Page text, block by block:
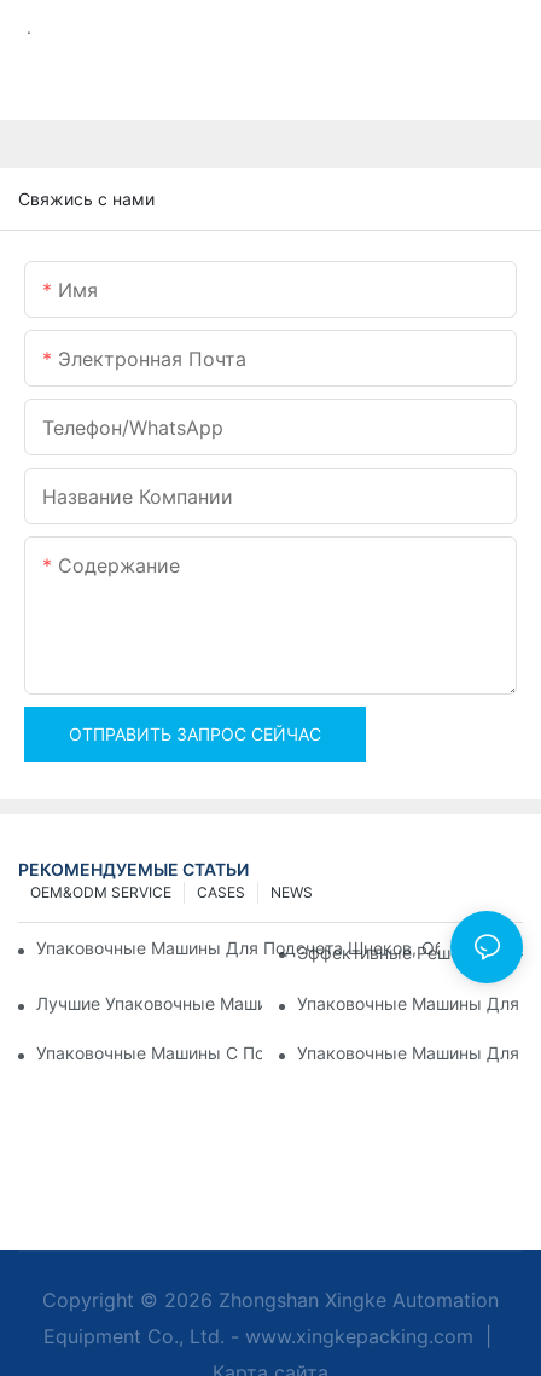
.
Свяжись с нами
Имя
Электронная Почта
Телефон/WhatsApp
Название Компании
Содержание
ОТПРАВИТЬ ЗАПРОС СЕЙЧАС
РЕКОМЕНДУЕМЫЕ СТАТЬИ
NEWS
CASES
OEM&ODM SERVICE
Упаковочные Машины Для Подсчета Шнеков,
Эффективные Решения Для
Лучшие Упаковочные Машины Для Оборудования С
Упаковочные Машины Для
Упаковочные Машины С Подсчетом Винтов: Идеальный
Упаковочные Машины Для
Copyright © 2026 Zhongshan Xingke Automation
Equipment Co., Ltd. - www.xingkepacking.com